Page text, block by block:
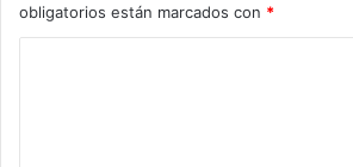
obligatorios están marcados con *